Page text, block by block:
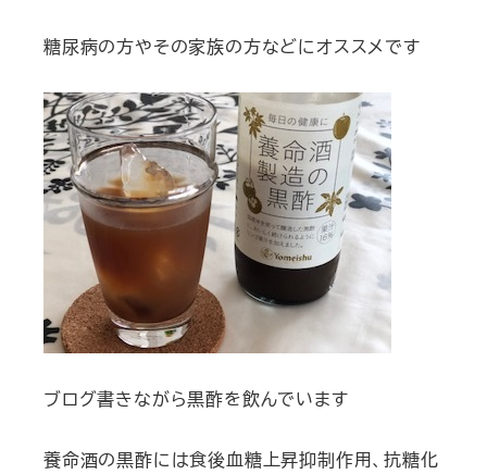
糖尿病の方やその家族の方などにオススメです
ブログ書きながら黒酢を飲んでいます
養命酒の黒酢には食後血糖上昇抑制作用、抗糖化